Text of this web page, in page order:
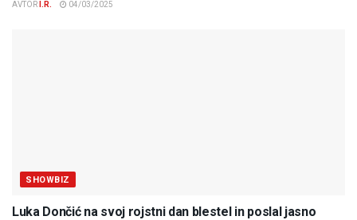
AVTOR I.R. 04/03/2025
SHOWBIZ
Luka Dončić na svoj rojstni dan blestel in poslal jasno